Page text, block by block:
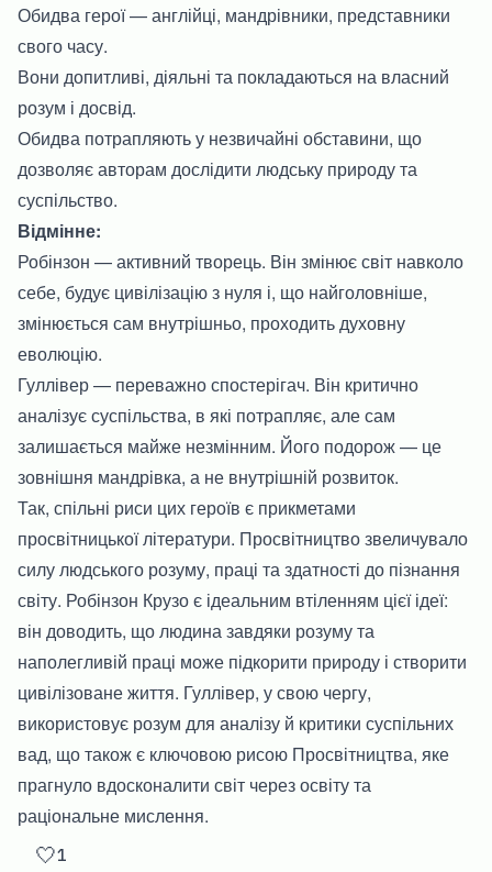
Обидва герої — англійці, мандрівники, представники
свого часу.
Вони допитливі, діяльні та покладаються на власний
розум і досвід.
Обидва потрапляють у незвичайні обставини, що
дозволяє авторам дослідити людську природу та
суспільство.
Відмінне:
Робінзон — активний творець. Він змінює світ навколо
себе, будує цивілізацію з нуля і, що найголовніше,
змінюється сам внутрішньо, проходить духовну
еволюцію.
Гуллівер — переважно спостерігач. Він критично
аналізує суспільства, в які потрапляє, але сам
залишається майже незмінним. Його подорож — це
зовнішня мандрівка, а не внутрішній розвиток.
Так, спільні риси цих героїв є прикметами
просвітницької літератури. Просвітництво звеличувало
силу людського розуму, праці та здатності до пізнання
світу. Робінзон Крузо є ідеальним втіленням цієї ідеї:
він доводить, що людина завдяки розуму та
наполегливій праці може підкорити природу і створити
цивілізоване життя. Гуллівер, у свою чергу,
використовує розум для аналізу й критики суспільних
вад, що також є ключовою рисою Просвітництва, яке
прагнуло вдосконалити світ через освіту та
раціональне мислення.
🤍1